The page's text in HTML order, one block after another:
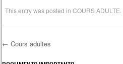
This entry was posted inCOURS ADULTE
← Cours adultes